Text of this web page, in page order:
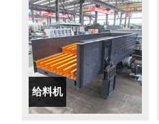
给料机